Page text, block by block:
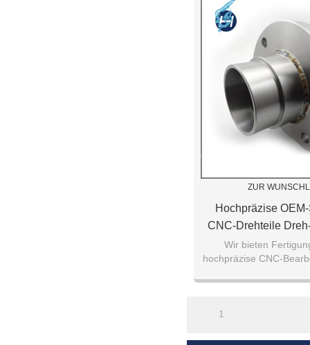
ZUR
Hochpräzise
CNC-Drehteile
Wir bieten
hochpräzise CNC-
Sie uns,
1